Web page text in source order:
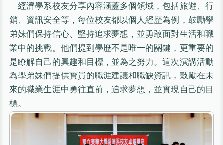
經濟學系校友分享內容涵蓋多個領域，包括旅遊、行
銷、資訊安全等，每位校友都以個人經歷為例，鼓勵學
弟妹們保持信心、堅持追求夢想，並勇敢面對生活和職
業中的挑戰。他們提到學歷不是唯一的關鍵，更重要的
是瞭解自己的興趣和目標，並為之努力。這次演講活動
為學弟妹們提供寶貴的職涯建議和職缺資訊，鼓勵在未
來的職業生涯中勇往直前，追求夢想，並實現自己的目
標。